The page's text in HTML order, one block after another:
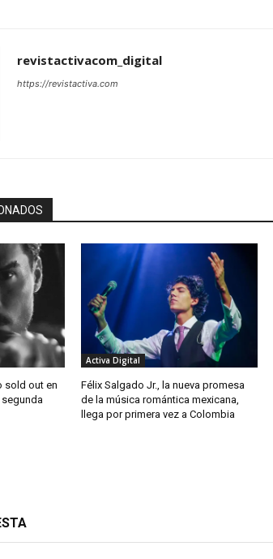
revistactivacom_digital
https://revistactiva.com
sold out en
segunda
Activa Digital
Félix Salgado Jr., la nueva promesa
de la música romántica mexicana,
llega por primera vez a Colombia